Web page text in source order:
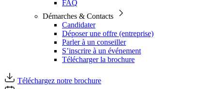
FAQ
Démarches & Contacts
Candidater
Déposer une offre (entreprise)
Parler à un conseiller
S’inscrire à un événement
Télécharger la brochure
Téléchargez notre brochure